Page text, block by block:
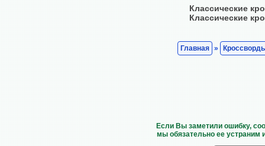
Классические
Классические
Главная »
Если Вы заметили ошибку,
мы обязательно ее устраним